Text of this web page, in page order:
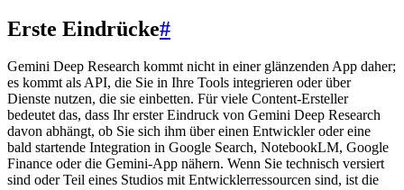
Erste Eindrücke#
Gemini Deep Research kommt nicht in einer glänzenden App daher;
es kommt als API, die Sie in Ihre Tools integrieren oder über
Dienste nutzen, die sie einbetten. Für viele Content-Ersteller
bedeutet das, dass Ihr erster Eindruck von Gemini Deep Research
davon abhängt, ob Sie sich ihm über einen Entwickler oder eine
bald startende Integration in Google Search, NotebookLM, Google
Finance oder die Gemini-App nähern. Wenn Sie technisch versiert
sind oder Teil eines Studios mit Entwicklerressourcen sind, ist die